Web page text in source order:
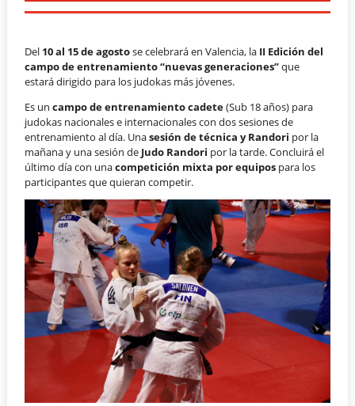
Del 10 al 15 de agostose celebrará en Valencia, la II Edición del
campo de entrenamiento “nuevas generaciones”que
estará dirigido para los judokas más jóvenes.
Es uncampo de entrenamiento cadete(Sub 18 años) para
judokas nacionales e internacionales con dos sesiones de
entrenamiento al día. Unasesión de técnica y Randori por la
mañana y una sesión de Judo Randori por la tarde. Concluirá el
último día con unacompetición mixta por equipos para los
participantes que quieran competir.